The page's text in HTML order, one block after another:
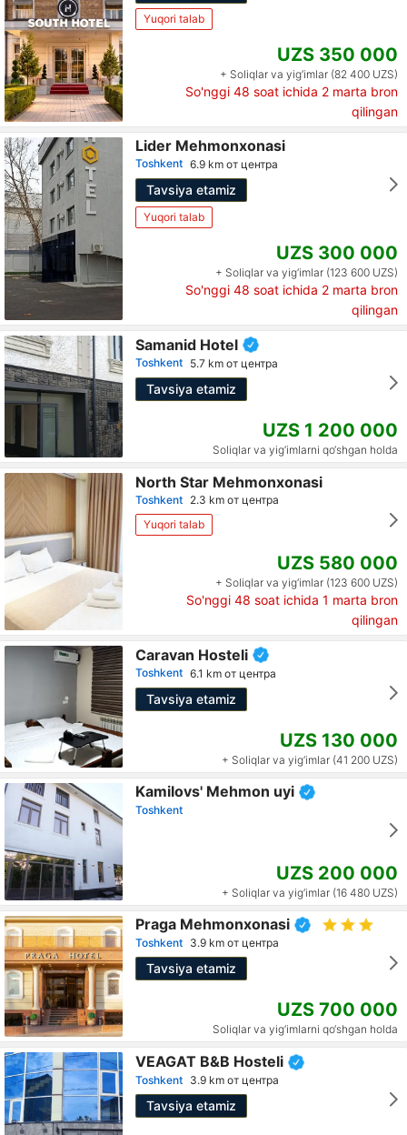
Yuqori talab
UZS 350 000
+ Soliqlar va yig‘imlar (82 400 UZS)
So'nggi 48 soat ichida 2 marta bron
qilingan
Lider Mehmonxonasi
Toshkent 6.9 km от центра
Tavsiya etamiz
Yuqori talab
UZS 300 000
+ Soliqlar va yig‘imlar (123 600 UZS)
So'nggi 48 soat ichida 2 marta bron
qilingan
Samanid Hotel
Toshkent 5.7 km от центра
Tavsiya etamiz
UZS 1 200 000
Soliqlar va yig‘imlarni qo‘shgan holda
North Star Mehmonxonasi
Toshkent 2.3 km от центра
Yuqori talab
UZS 580 000
+ Soliqlar va yig‘imlar (123 600 UZS)
So'nggi 48 soat ichida 1 marta bron
qilingan
Caravan Hosteli
Toshkent 6.1 km от центра
Tavsiya etamiz
UZS 130 000
+ Soliqlar va yig‘imlar (41 200 UZS)
Kamilovs' Mehmon uyi
Toshkent
UZS 200 000
+ Soliqlar va yig‘imlar (16 480 UZS)
Praga Mehmonxonasi
Toshkent 3.9 km от центра
Tavsiya etamiz
UZS 700 000
Soliqlar va yig‘imlarni qo‘shgan holda
VEAGAT B&B Hosteli
Toshkent 3.9 km от центра
Tavsiya etamiz